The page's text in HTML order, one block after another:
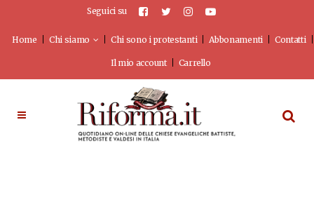
Seguici su
Home Chi siamo Chi sono i protestanti Abbonamenti Contatti
Il mio account Carrello